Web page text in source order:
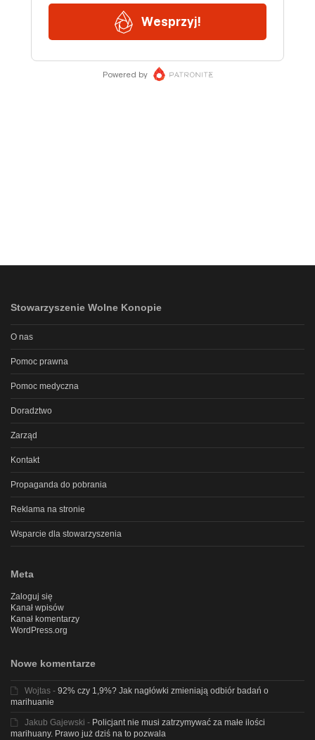
Stowarzyszenie Wolne Konopie
O nas
Pomoc prawna
Pomoc medyczna
Doradztwo
Zarząd
Kontakt
Propaganda do pobrania
Reklama na stronie
Wsparcie dla stowarzyszenia
Meta
Zaloguj się
Kanał wpisów
Kanał komentarzy
WordPress.org
Nowe komentarze
Wojtas - 92% czy 1,9%? Jak nagłówki zmieniają odbiór badań o
marihuanie
Jakub Gajewski - Policjant nie musi zatrzymywać za małe ilości
marihuany. Prawo już dziś na to pozwala